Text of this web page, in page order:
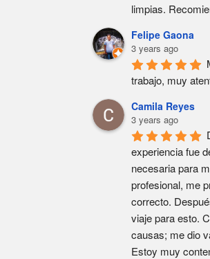
limpias.
Felipe Gaona
3 years ago
trabajo, muy
Camila Reyes
3 years ago
experiencia fue
necesaria para
profesional, me
correcto.
viaje para esto.
causas; me dio
Estoy muy